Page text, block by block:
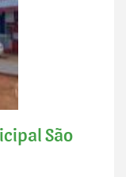
São